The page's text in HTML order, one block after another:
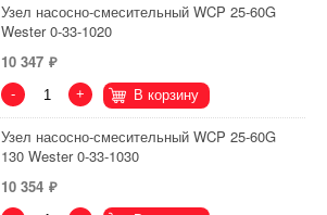
Узел насосно-смесительный WCP 25-60G
Wester 0-33-1020
10 347
- + В корзину
Узел насосно-смесительный WCP 25-60G
130 Wester 0-33-1030
10 354